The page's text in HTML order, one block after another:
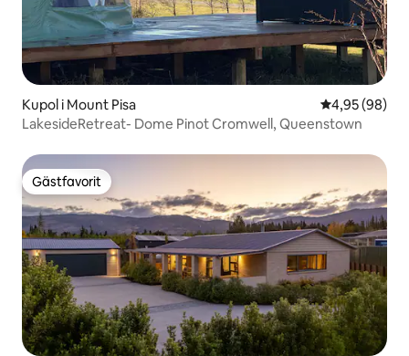
Kupol i Mount Pisa 4,95 av 5 i
4,95 (98)
LakesideRetreat- Dome Pinot Cromwell, Queenstown
Gästfavorit
Gästfavorit